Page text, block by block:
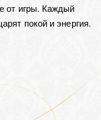
от игры. Каждый
покой и энергия.